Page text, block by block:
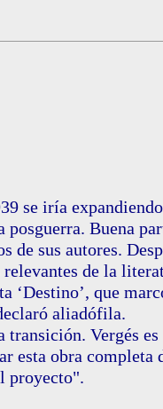
se iría
posguerra. Buena
de sus autores.
de la
‘Destino’, que
aliadófila.
Vergés es
esta obra completa
proyecto".